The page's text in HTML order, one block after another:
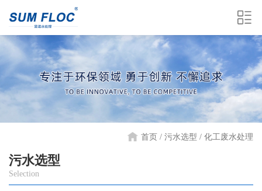
首页 / 污水选型 化工废水处理
污水选型
Selection